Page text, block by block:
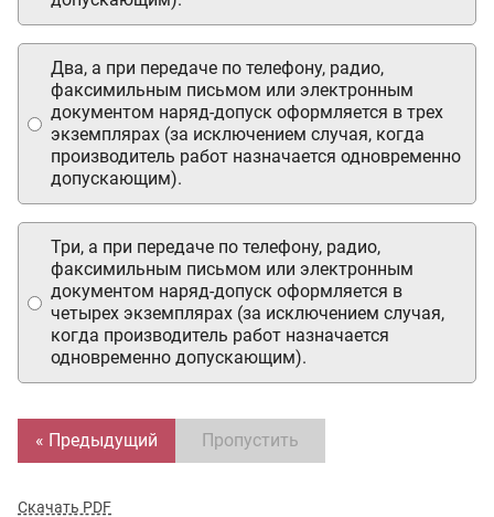
Два, а при передаче по телефону, радио,
факсимильным письмом или электронным
документом наряд-допуск оформляется в трех
экземплярах (за исключением случая, когда
производитель работ назначается одновременно
допускающим).
Три, а при передаче по телефону, радио,
факсимильным письмом или электронным
документом наряд-допуск оформляется в
четырех экземплярах (за исключением случая,
когда производитель работ назначается
одновременно допускающим).
« Предыдущий Пропустить
Скачать PDF